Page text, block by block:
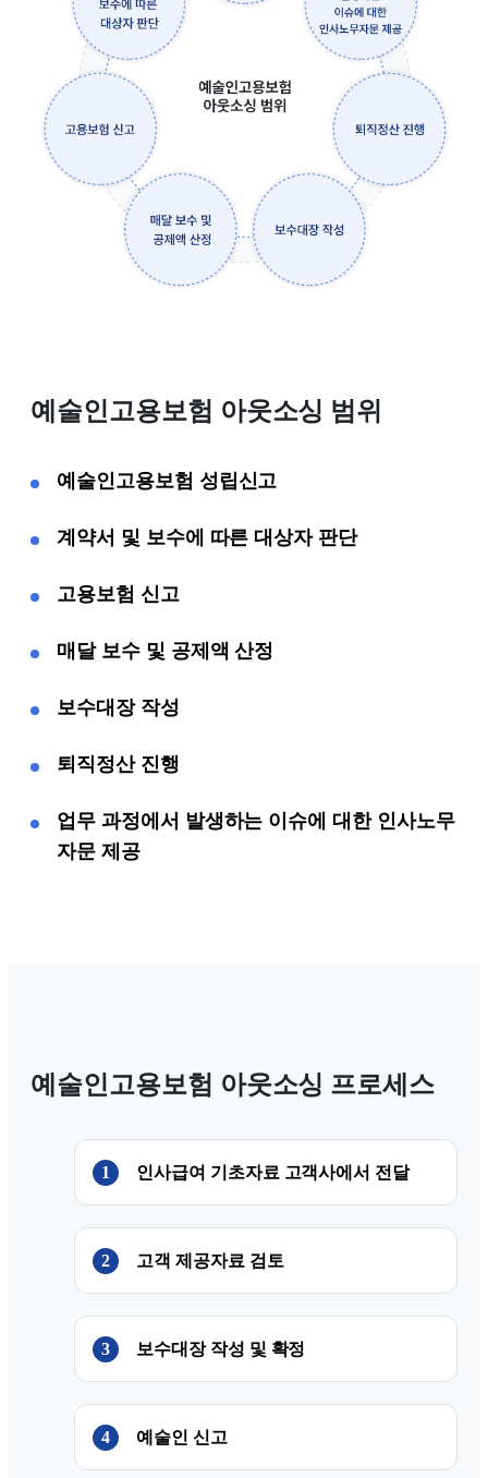
예술인고용보험 아웃소싱 범위
예술인고용보험 성립신고
계약서 및 보수에 따른 대상자 판단
고용보험 신고
매달 보수 및 공제액 산정
보수대장 작성
퇴직정산 진행
업무 과정에서 발생하는 이슈에 대한 인사노무
자문 제공
예술인고용보험 아웃소싱 프로세스
1 인사급여 기초자료 고객사에서 전달
2 고객 제공자료 검토
3 보수대장 작성 및 확정
4 예술인 신고